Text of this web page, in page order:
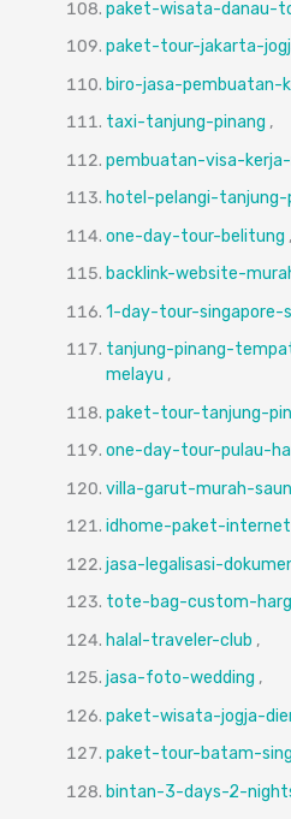
paket-wisata-danau-
paket-tour-jakarta-
biro-jasa-pembuatan-
taxi-tanjung-pinang ,
pembuatan-visa-
hotel-pelangi-tanjung-
one-day-tour-belitung ,
backlink-website-
1-day-tour-
tanjung-pinang-
melayu ,
paket-tour-tanjung-
one-day-tour-pulau-
villa-garut-murah-
idhome-paket-
jasa-legalisasi-
tote-bag-custom-
halal-traveler-club ,
jasa-foto-wedding ,
paket-wisata-jogja-
paket-tour-batam-
bintan-3-days-2-